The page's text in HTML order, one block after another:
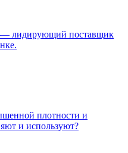
лидирующий поставщик
плотности и
и используют?